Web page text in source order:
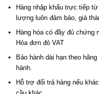
Hàng nhập khẩu trực tiếp
lượng luôn đảm bảo, giá
Hàng hóa có đầy đủ
Hóa đơn đỏ VAT
Bảo hành dài hạn theo
hành.
Hỗ trợ đổi trả hàng nếu